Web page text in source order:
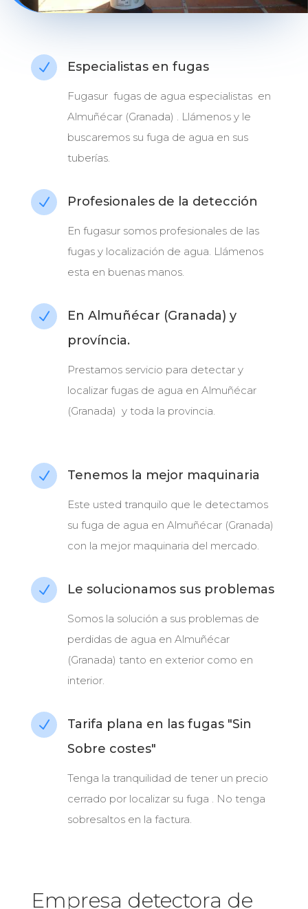
N Especialistas en fugas
Fugasur fugas de agua especialistas en
Almuñécar (Granada) . Llámenos y le
buscaremos su fuga de agua en sus
tuberías.
N Profesionales de la detección
En fugasur somos profesionales de las
fugas y localización de agua. Llámenos
esta en buenas manos.
N
En Almuñécar (Granada) y
província.
Prestamos servicio para detectar y
localizar fugas de agua en Almuñécar
(Granada) y toda la provincia.
N Tenemos la mejor maquinaria
Este usted tranquilo que le detectamos
su fuga de agua en Almuñécar (Granada)
con la mejor maquinaria del mercado.
N Le solucionamos sus problemas
Somos la solución a sus problemas de
perdidas de agua en Almuñécar
(Granada) tanto en exterior como en
interior.
N
Tarifa plana en las fugas "Sin
Sobre costes"
Tenga la tranquilidad de tener un precio
cerrado por localizar su fuga . No tenga
sobresaltos en la factura.
Empresa detectora de